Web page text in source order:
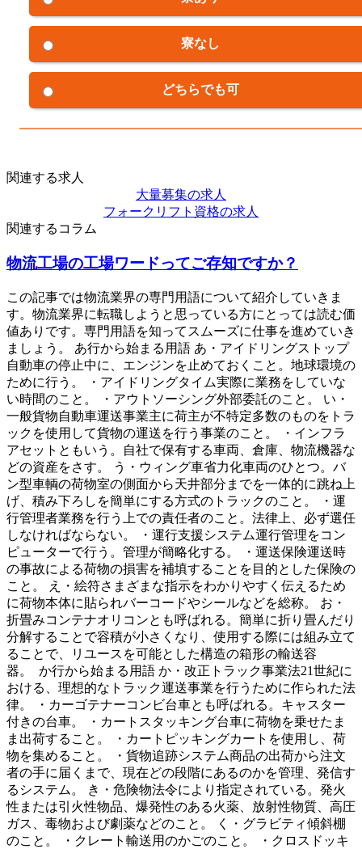
寮なし
どちらでも可
関連する求人
大量募集の求人
フォークリフト資格の求人
関連するコラム
物流工場の工場ワードってご存知ですか？
この記事では物流業界の専門用語について紹介していきま
す。物流業界に転職しようと思っている方にとっては読む価
値ありです。専門用語を知ってスムーズに仕事を進めていき
ましょう。 あ行から始まる用語 あ・アイドリングストップ
自動車の停止中に、エンジンを止めておくこと。地球環境の
ために行う。 ・アイドリングタイム実際に業務をしていな
い時間のこと。 ・アウトソーシング外部委託のこと。 い・
一般貨物自動車運送事業主に荷主が不特定多数のものをトラ
ックを使用して貨物の運送を行う事業のこと。 ・インフラ
アセットともいう。自社で保有する車両、倉庫、物流機器な
どの資産をさす。 う・ウィング車省力化車両のひとつ。バ
ン型車輌の荷物室の側面から天井部分までを一体的に跳ね上
げ、積み下ろしを簡単にする方式のトラックのこと。 ・運
行管理者業務を行う上での責任者のこと。法律上、必ず選任
しなければならない。 ・運行支援システム運行管理をコン
ピューターで行う。管理が簡略化する。 ・運送保険運送時
の事故による荷物の損害を補填することを目的とした保険の
こと。 え・絵符さまざまな指示をわかりやすく伝えるため
に荷物本体に貼られバーコードやシールなどを総称。 お・
折畳みコンテナオリコンとも呼ばれる。簡単に折り畳んだり
分解することで容積が小さくなり、使用する際には組み立て
ることで、リユースを可能とした構造の箱形の輸送容
器。 か行から始まる用語 か・改正トラック事業法21世紀に
おける、理想的なトラック運送事業を行うために作られた法
律。 ・カーゴテナーコンビ台車とも呼ばれる。キャスター
付きの台車。 ・カートスタッキング台車に荷物を乗せたま
ま出荷すること。 ・カートピッキングカートを使用し、荷
物を集めること。 ・貨物追跡システム商品の出荷から注文
者の手に届くまで、現在どの段階にあるのかを管理、発信す
るシステム。 き・危険物法令により指定されている。発火
性または引火性物品、爆発性のある火薬、放射性物質、高圧
ガス、毒物および劇薬などのこと。 く・グラビティ傾斜棚
のこと。 ・クレート輸送用のかごのこと。 ・クロスドッキ